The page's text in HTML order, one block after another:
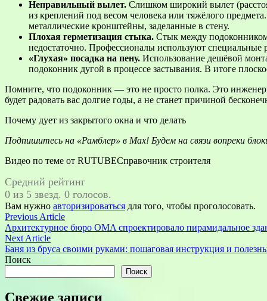
Неправильный вылет. Слишком широкий вылет
из креплений под весом человека или тяжёлого
металлические кронштейны, заделанные в стену.
Плохая герметизация стыка. Стык между подоконником
недостаточно. Профессионалы используют
«Глухая» посадка на пену. Использование дешёвой
подоконник дугой в процессе застывания. В итоге
Помните, что подоконник — это не просто полка. Это
будет радовать вас долгие годы, а не станет причиной
Почему дует из закрытого окна и что делать
Подпишитесь на «Рамблер» в Max! Будем на связи вопреки
Видео по теме от RUTUBEСправочник строителя
Средний рейтинг
0 из 5 звезд. 0 голосов.
Вам нужно авторизироваться для того, чтобы проголосовать.
Навигация
по
записям
Previous ArticlePrevious
article:
Архитектурное бюро OMA спроектировало пирамидальное
Next ArticleNext
article:
Баня из бруса своими руками: пошаговая инструкция и
Поиск
Поиск
Свежие записи